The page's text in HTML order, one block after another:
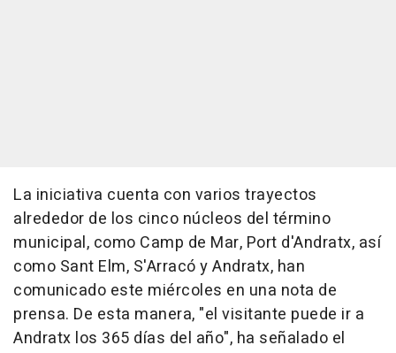
La iniciativa cuenta con varios trayectos
alrededor de los cinco núcleos del término
municipal, como Camp de Mar, Port d'Andratx, así
como Sant Elm, S'Arracó y Andratx, han
comunicado este miércoles en una nota de
prensa. De esta manera, "el visitante puede ir a
Andratx los 365 días del año", ha señalado el